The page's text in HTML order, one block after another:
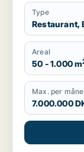
Type
Restaurant,
Areal
50 - 1.000 m
Max. per
7.000.000